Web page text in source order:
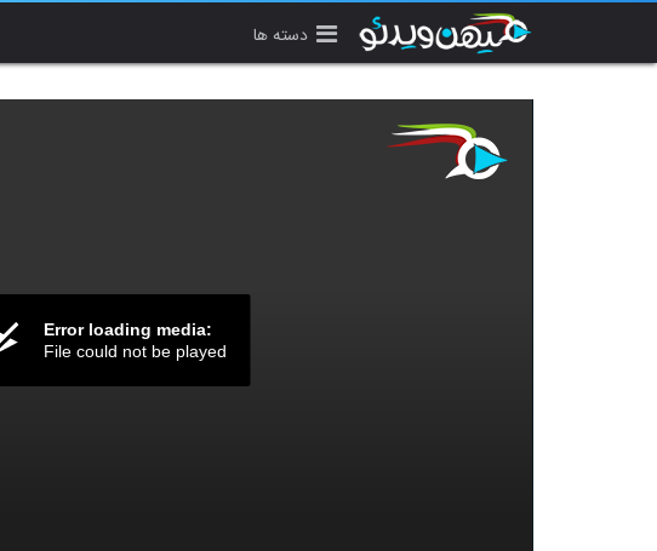
دسته ها
Error loading media:
File could not be played